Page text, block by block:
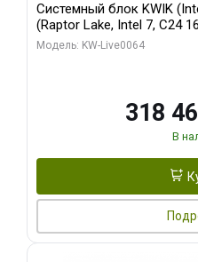
Системный блок KWIK
(Raptor Lake, Intel 7, C24
модуля)/ ASUS RTX5080
Модель: KW-Live0064
318
В